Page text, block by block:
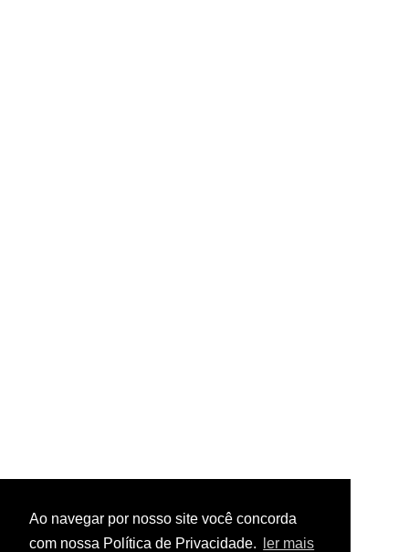
Ao navegar por nosso site você concorda
com nossa Política de Privacidade.
ler mais